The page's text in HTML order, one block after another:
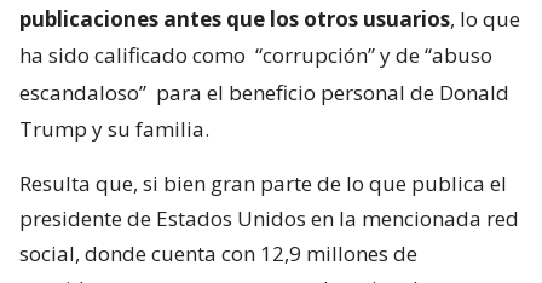
publicaciones antes que los otros usuarios, lo que
ha sido calificado como “corrupción” y de “abuso
escandaloso” para el beneficio personal de Donald
Trump y su familia.
Resulta que, si bien gran parte de lo que publica el
presidente de Estados Unidos en la mencionada red
social, donde cuenta con 12,9 millones de